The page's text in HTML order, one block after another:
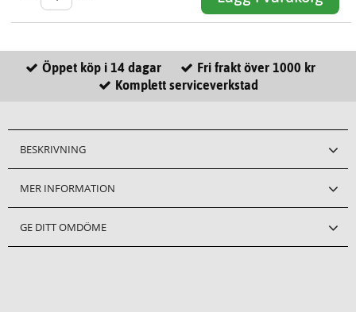
Öppet köp i 14 dagar
Fri frakt över 1000 kr
Komplett serviceverkstad
BESKRIVNING
MER INFORMATION
GE DITT OMDÖME